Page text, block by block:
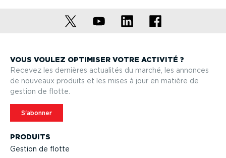
PRODUITS
Gestion de flotte
VOUS VOULEZ OPTIMISER VOTRE ACTIVITÉ ?
Recevez les dernières actualités du marché, les annonces
de nouveaux produits et les mises à jour en matière de
gestion de flotte.
S'abonner